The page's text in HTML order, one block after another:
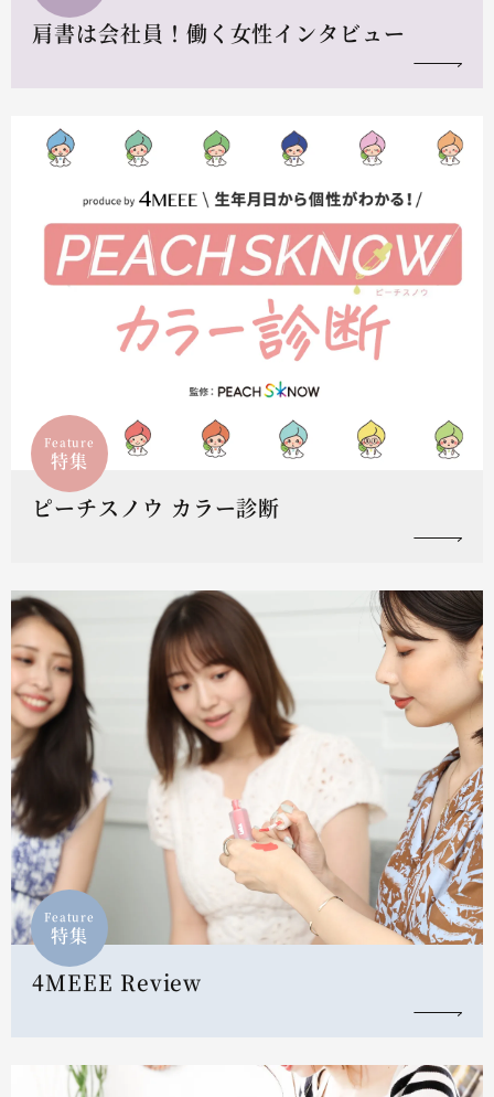
肩書は会社員！働く女性インタビュー
Feature
特集
ピーチスノウ カラー診断
Feature
特集
4MEEE Review